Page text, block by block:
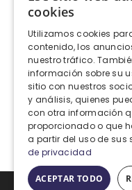
+34
cookies
Utilizamos cookies
contenido, los
nuestro tráfico.
información sobre su
sitio con nuestros
y análisis, quienes
con otra información
proporcionado o que
a partir del uso de sus
de privacidad
ACEPTAR TODO